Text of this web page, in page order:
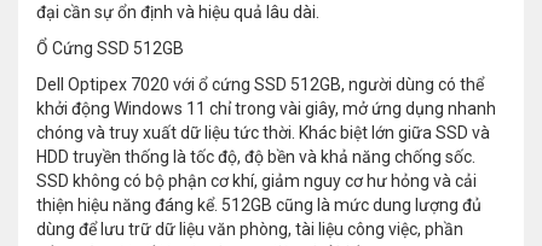
đại cần sự ổn định và hiệu quả lâu dài.
Ổ Cứng SSD 512GB
Dell Optipex 7020 với ổ cứng SSD 512GB, người dùng có thể
khởi động Windows 11 chỉ trong vài giây, mở ứng dụng nhanh
chóng và truy xuất dữ liệu tức thời. Khác biệt lớn giữa SSD và
HDD truyền thống là tốc độ, độ bền và khả năng chống sốc.
SSD không có bộ phận cơ khí, giảm nguy cơ hư hỏng và cải
thiện hiệu năng đáng kể. 512GB cũng là mức dung lượng đủ
dùng để lưu trữ dữ liệu văn phòng, tài liệu công việc, phần